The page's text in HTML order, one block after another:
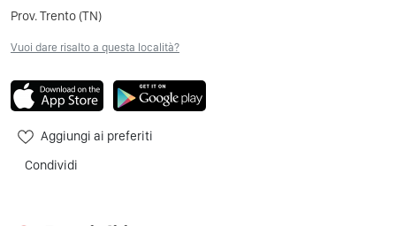
Prov. Trento (TN)
Vuoi dare risalto a questa località?
Aggiungi ai preferiti
Condividi